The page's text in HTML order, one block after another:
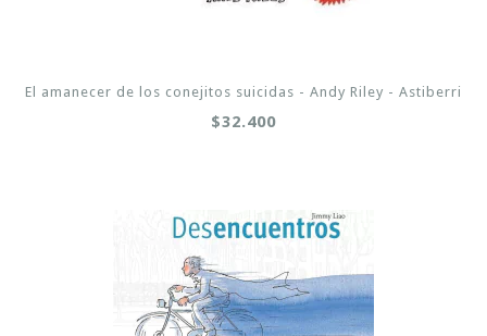
El amanecer de los conejitos suicidas - Andy Riley - Astiberri
$32.400